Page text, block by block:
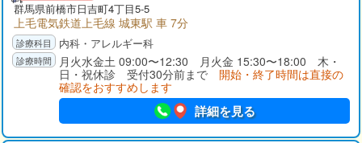
群馬県前橋市日吉町4丁目5-5
上毛電気鉄道上毛線 城東駅 車 7分
内科・アレルギー科
月火水金土 09:00〜12:30 月火金 15:30〜18:00 木・
日・祝休診 受付30分前まで 開始・終了時間は直接の
確認をおすすめします
詳細を見る